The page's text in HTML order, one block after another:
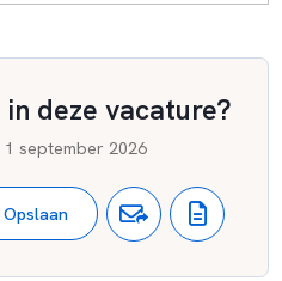
deze vacature?
1 september 2026
Opslaan